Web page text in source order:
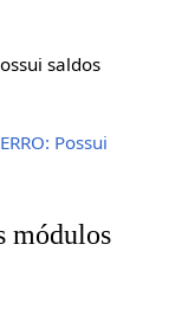
saldos
Possui
módulos